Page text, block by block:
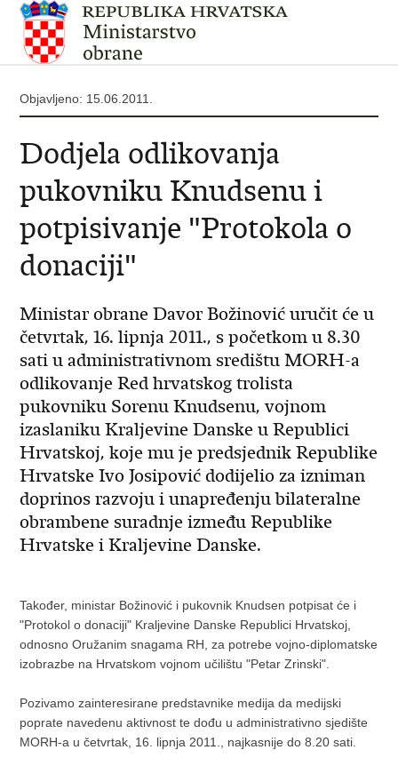
Objavljeno: 15.06.2011.
Dodjela odlikovanja
pukovniku Knudsenu i
potpisivanje "Protokola o
donaciji"
Ministar obrane Davor Božinović uručit će u
četvrtak, 16. lipnja 2011., s početkom u 8.30
sati u administrativnom središtu MORH-a
odlikovanje Red hrvatskog trolista
pukovniku Sorenu Knudsenu, vojnom
izaslaniku Kraljevine Danske u Republici
Hrvatskoj, koje mu je predsjednik Republike
Hrvatske Ivo Josipović dodijelio za izniman
doprinos razvoju i unapređenju bilateralne
obrambene suradnje između Republike
Hrvatske i Kraljevine Danske.
Također, ministar Božinović i pukovnik Knudsen potpisat će i
"Protokol o donaciji" Kraljevine Danske Republici Hrvatskoj,
odnosno Oružanim snagama RH, za potrebe vojno-diplomatske
izobrazbe na Hrvatskom vojnom učilištu "Petar Zrinski".
Pozivamo zainteresirane predstavnike medija da medijski
poprate navedenu aktivnost te dođu u administrativno sjedište
MORH-a u četvrtak, 16. lipnja 2011., najkasnije do 8.20 sati.